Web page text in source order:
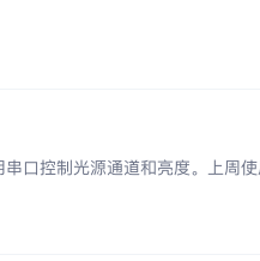
控制光源通道和亮度。上周